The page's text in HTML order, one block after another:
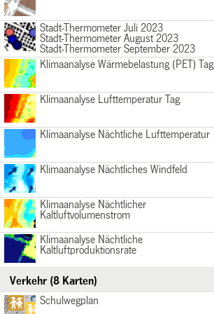
Stadtthermometer_Juli23
Stadtklima
/div>
Stadt-Thermometer Juli 2023
Stadt-Thermometer August 2023
Stadt-Thermometer September 2023
Klimaanalyse_PET_Tag
StadtklimaKlimaanalyse Wärmebelastung (PET) Tag
Klimaanalyse_Lufttemperatur_Tag
StadtklimaKlimaanalyse Lufttemperatur Tag
Klimaanalyse_Lufttemperatur_Nacht
StadtklimaKlimaanalyse Nächtliche Lufttemperatur
Klimaanalyse_Windfeld
StadtklimaKlimaanalyse Nächtliches Windfeld
Klimaanalyse_Kaltluftvolumenstrom
StadtklimaKlimaanalyse Nächtlicher
Kaltluftvolumenstrom
Klimaanalyse_Kaltluftproduktionsrate
StadtklimaKlimaanalyse Nächtliche
Kaltluftproduktionsrate
Verkehr (8 Karten)
Schulwegplan
Verkehr Schulwegplan